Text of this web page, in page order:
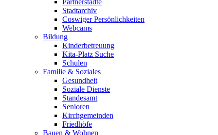
Stadtarchiv
Coswiger Persönlichkeiten
Webcams
Bildung
Kinderbetreuung
Kita-Platz Suche
Schulen
Familie & Soziales
Gesundheit
Soziale Dienste
Standesamt
Senioren
Kirchgemeinden
Friedhöfe
Bauen & Wohnen